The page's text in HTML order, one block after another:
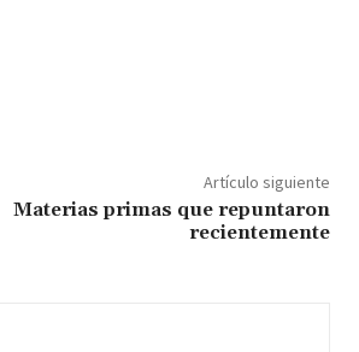
Artículo siguiente
Materias primas que repuntaron
recientemente